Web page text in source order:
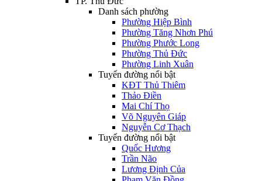
Danh sách phường
Phường Hiệp Bình
Phường Tăng Nhơn Phú
Phường Phước Long
Phường Thủ Đức
Phường Linh Xuân
Tuyến đường nổi bật
KĐT Thủ Thiêm
Thảo Điền
Mai Chí Thọ
Võ Nguyên Giáp
Nguyễn Cơ Thạch
Tuyến đường nổi bật
Quốc Hương
Trần Não
Lương Định Của